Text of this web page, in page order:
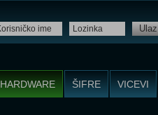
Ulaz
HARDWARE ŠIFRE VICEVI